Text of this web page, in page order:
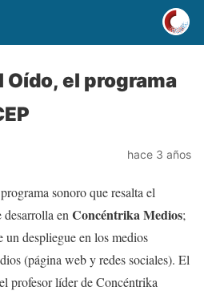
el programa
hace 3 años
sonoro que resalta el
desarrolla en Concéntrika Medios;
despliegue en los medios
(página web y redes sociales). El
profesor líder de Concéntrika